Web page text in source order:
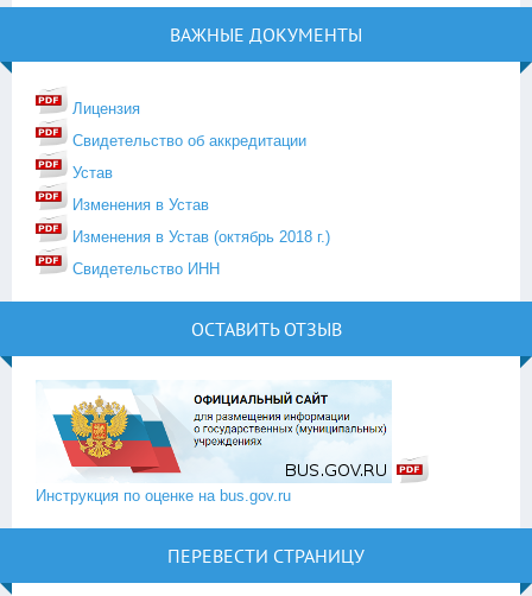
ВАЖНЫЕ ДОКУМЕНТЫ
Лицензия
Свидетельство об аккредитации
Устав
Изменения в Устав
Изменения в Устав (октябрь 2018 г.)
Свидетельство ИНН
ОСТАВИТЬ ОТЗЫВ
Инструкция по оценке на bus.gov.ru
ПЕРЕВЕСТИ СТРАНИЦУ